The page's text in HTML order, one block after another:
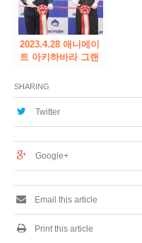
2023.4.28 애니메이
트 아키하바라 그랜
라 나오오리씨 “애니
메이트 아키하바라
는 “꿈 같은 장소”!”
SHARING
Twitter
Google+
Email this article
Print this article